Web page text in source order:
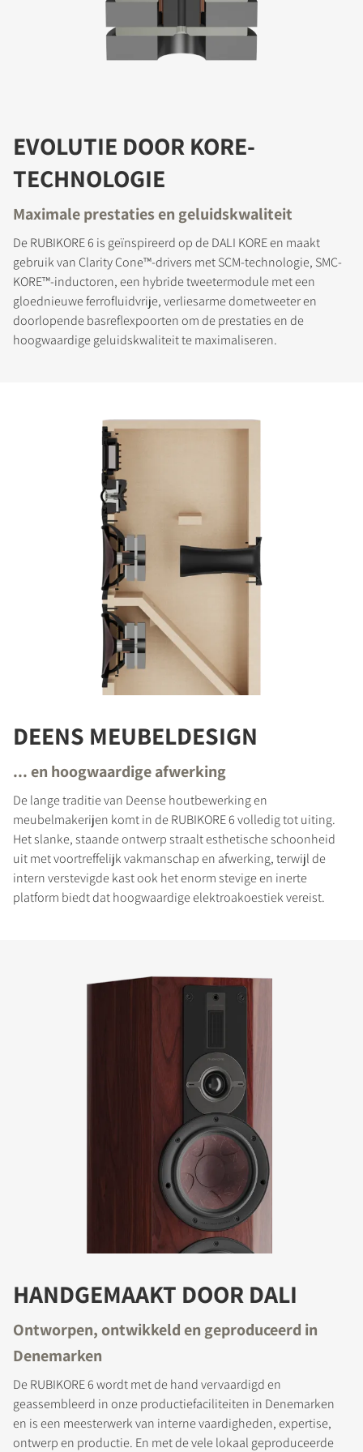
EVOLUTIE DOOR KORE-
TECHNOLOGIE
Maximale prestaties en geluidskwaliteit
De RUBIKORE 6 is geïnspireerd op de DALI KORE en maakt
gebruik van Clarity Cone™-drivers met SCM-technologie, SMC-
KORE™-inductoren, een hybride tweetermodule met een
gloednieuwe ferrofluidvrije, verliesarme dometweeter en
doorlopende basreflexpoorten om de prestaties en de
hoogwaardige geluidskwaliteit te maximaliseren.
DEENS MEUBELDESIGN
... en hoogwaardige afwerking
De lange traditie van Deense houtbewerking en
meubelmakerijen komt in de RUBIKORE 6 volledig tot uiting.
Het slanke, staande ontwerp straalt esthetische schoonheid
uit met voortreffelijk vakmanschap en afwerking, terwijl de
intern verstevigde kast ook het enorm stevige en inerte
platform biedt dat hoogwaardige elektroakoestiek vereist.
HANDGEMAAKT DOOR DALI
Ontworpen, ontwikkeld en geproduceerd in
Denemarken
De RUBIKORE 6 wordt met de hand vervaardigd en
geassembleerd in onze productiefaciliteiten in Denemarken
en is een meesterwerk van interne vaardigheden, expertise,
ontwerp en productie. En met de vele lokaal geproduceerde